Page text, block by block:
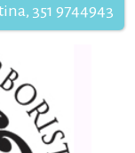
351 9744943